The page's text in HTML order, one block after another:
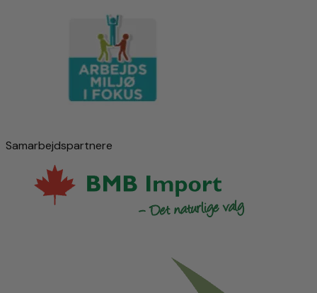
Samarbejdspartnere